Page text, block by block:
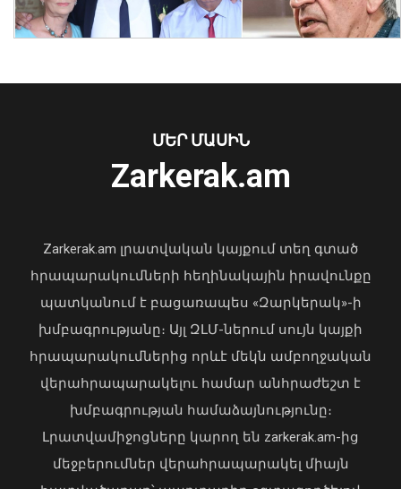
Վահագն Խաչատուրյանն ընդունել է
Picsart ընկերության հիմնադիր և
«Պարտվեցինք դաժան հիվանդության
04 Օգոստոս, 2026 19:12
ՄԵՐ ՄԱՍԻՆ
Zarkerak.am
Zarkerak.am լրատվական կայքում տեղ գտած
հրապարակումների հեղինակային իրավունքը
պատկանում է բացառապես «Զարկերակ»-ի
խմբագրությանը։ Այլ ԶԼՄ-ներում սույն կայքի
հրապարակումներից որևէ մեկն ամբողջական
վերահրապարակելու համար անհրաժեշտ է
խմբագրության համաձայնությունը։
Լրատվամիջոցները կարող են zarkerak.am-ից
մեջբերումներ վերահրապարակել միայն